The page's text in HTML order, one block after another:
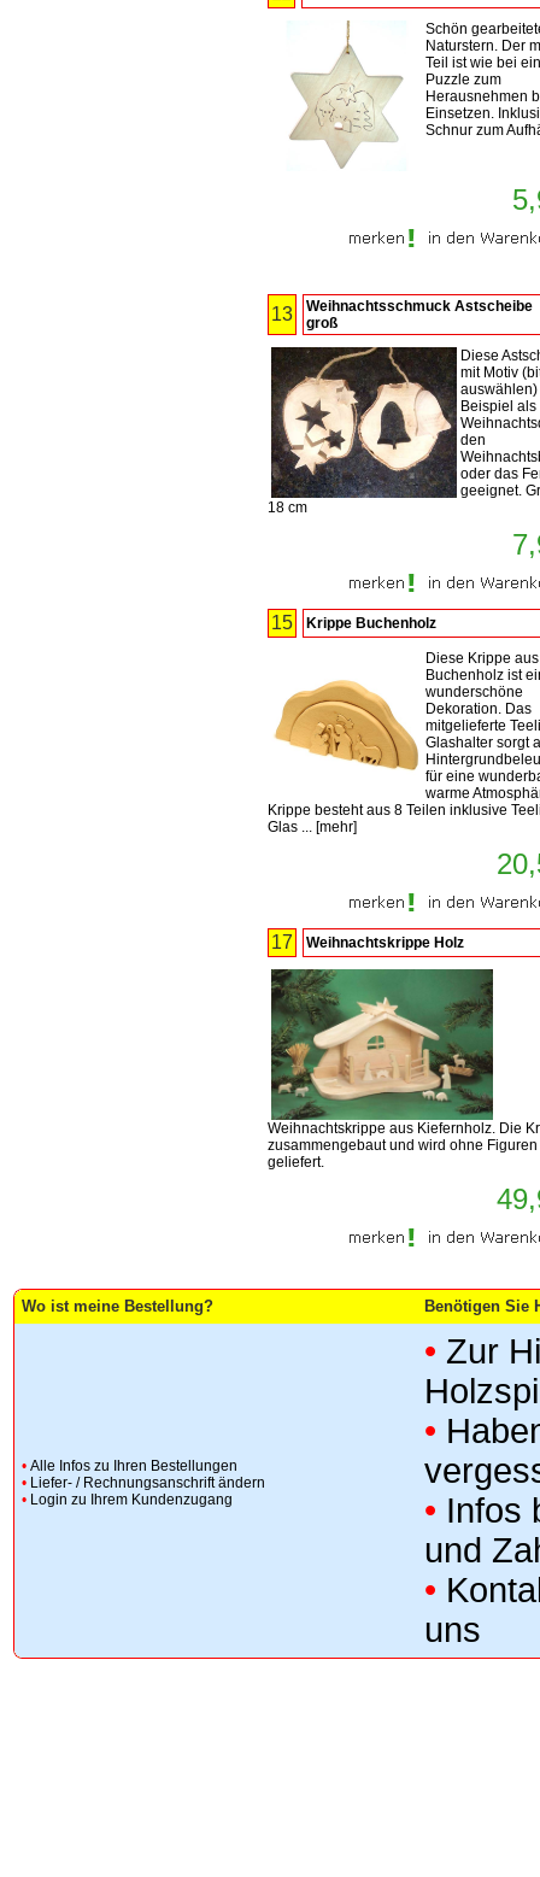
Schön
Naturstern. Der
Teil ist wie bei
Puzzle zum
Herausnehmen
Einsetzen.
Schnur zum
13
Weihnachtsschmuck Astscheibe
groß
Diese
mit Motiv
auswählen)
Beispiel als
den
oder das
geeignet.
18 cm
15 Krippe Buchenholz
Diese Krippe aus
Buchenholz ist
wunderschöne
Dekoration. Das
mitgelieferte
Glashalter sorgt
für eine
warme
Krippe besteht aus 8 Teilen inklusive
Glas ... [mehr]
17 Weihnachtskrippe Holz
Weihnachtskrippe aus Kiefernholz. Die
zusammengebaut und wird ohne Figuren
geliefert.
Wo ist meine Bestellung? Benötigen Sie
• Alle Infos zu Ihren Bestellungen
• Liefer- / Rechnungsanschrift ändern
• Login zu Ihrem Kundenzugang
• Zur
•
• Infos
und
•
uns